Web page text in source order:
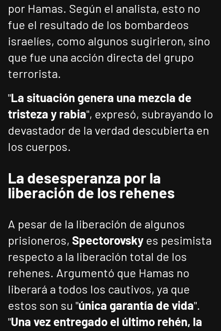
por Hamas. Según el analista, esto no
fue el resultado de los bombardeos
israelíes, como algunos sugirieron, sino
que fue una acción directa del grupo
terrorista.
"La situación genera una mezcla de
tristeza y rabia", expresó, subrayando lo
devastador de la verdad descubierta en
los cuerpos.
La desesperanza por la
liberación de los rehenes
A pesar de la liberación de algunos
prisioneros, Spectorovsky es pesimista
respecto a la liberación total de los
rehenes. Argumentó que Hamas no
liberará a todos los cautivos, ya que
estos son su "única garantía de vida".
"Una vez entregado el último rehén, la